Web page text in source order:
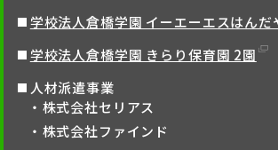
学校法人倉橋学園 イーエーエスはんだ
学校法人倉橋学園 きらり保育園 2園
人材派遣事業
株式会社セリアス
株式会社ファインド